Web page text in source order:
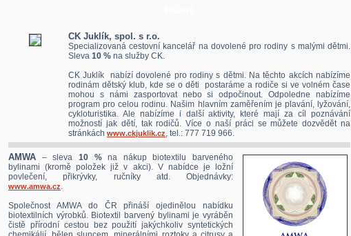
CK Juklík, spol. s r.o.
Specializovaná cestovní kancelář na dovolené pro rodiny s malými dětmi.
Sleva 10 % na služby CK.
CK Juklík nabízí dovolené pro rodiny s dětmi. Na těchto akcích nabízíme
rodinám dětský klub, kde se o děti postaráme a rodiče si ve volném čase
mohou s námi zasportovat nebo si odpočinout. Odpoledne nabízíme
program pro celou rodinu. Našim hlavním zaměřením je plavání, lyžování,
cykloturistika. Ale nabízíme i další aktivity, které mají za cíl poznávání
možností jak dětí, tak rodičů. Více o naší práci se můžete dozvědět na
stránkách www.ckjuklik.cz, tel.: 777 719 966.
AMWA – sleva 10 %na nákup biotextilu barveného
bylinami (kromě položek již v akci). V nabídce je ložní
povlečení, přikrývky, ručníky atd. Objednávky:
www.amwa.cz.
Společnost AMWA do ČR přináší ojedinělou nabídku
biotextilních výrobků. Biotextil barvený bylinami je vyráběn
čistě přírodní cestou bez použití jakýchkoliv syntetických